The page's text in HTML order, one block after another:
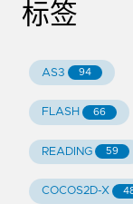
标签
AS3 94
FLASH 66
READING 59
COCOS2D-X